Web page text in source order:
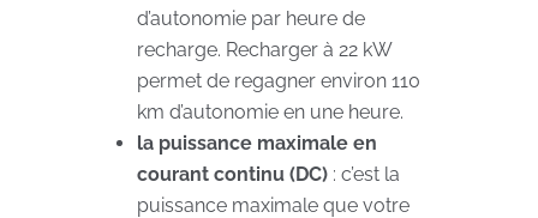
d’autonomie par heure de
recharge. Recharger à 22 kW
permet de regagner environ 110
km d’autonomie en une heure.
la puissance maximale en
courant continu (DC) : c’est la
puissance maximale que votre